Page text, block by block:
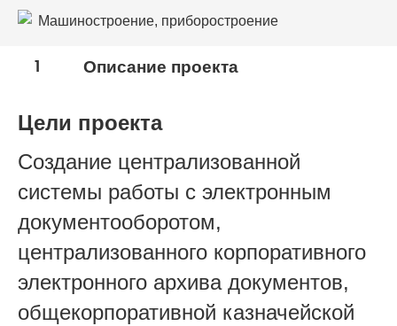
Машиностроение, приборостроение
Оборонно-промышленный комплекс
1 Описание проекта
Цели проекта
Создание централизованной
системы работы с электронным
документооборотом,
централизованного корпоративного
электронного архива документов,
общекорпоративной казначейской